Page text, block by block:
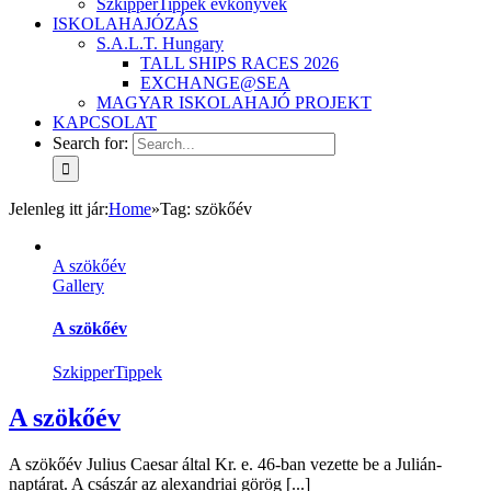
SzkipperTippek évkönyvek
ISKOLAHAJÓZÁS
S.A.L.T. Hungary
TALL SHIPS RACES 2026
EXCHANGE@SEA
MAGYAR ISKOLAHAJÓ PROJEKT
KAPCSOLAT
Search for:
Jelenleg itt jár:Home»Tag: szökőév
A szökőév
Gallery
A szökőév
SzkipperTippek
A szökőév
A szökőév Julius Caesar által Kr. e. 46-ban vezette be a Julián-
naptárat. A császár az alexandriai görög [...]